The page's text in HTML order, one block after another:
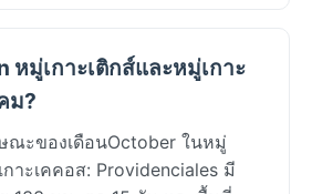
หมู่เกาะเติกส์และหมู่เกาะ
ม?
ณะของเดือนOctober ในหมู่
กาะเคคอส: Providenciales มี